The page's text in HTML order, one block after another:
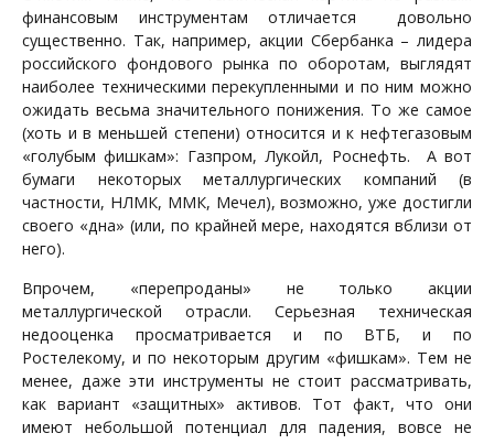
финансовым инструментам отличается
довольно
существенно. Так, например, акции Сбербанка – лидера
российского фондового рынка по оборотам, выглядят
наиболее техническими перекупленными и по ним можно
ожидать весьма значительного понижения. То же самое
(хоть и в меньшей степени) относится и к нефтегазовым
«голубым фишкам»: Газпром, Лукойл, Роснефть.
А вот
бумаги некоторых металлургических компаний (в
частности, НЛМК, ММК, Мечел), возможно, уже достигли
своего «дна» (или, по крайней мере, находятся вблизи от
него).
Впрочем, «перепроданы» не только акции
металлургической отрасли. Серьезная техническая
недооценка просматривается и по ВТБ, и по
Ростелекому, и по некоторым другим «фишкам». Тем не
менее, даже эти инструменты не стоит рассматривать,
как вариант «защитных» активов. Тот факт, что они
имеют небольшой потенциал для падения, вовсе не